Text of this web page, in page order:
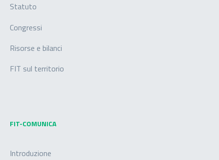
Statuto
Congressi
Risorse e bilanci
FIT sul territorio
FIT-COMUNICA
Introduzione